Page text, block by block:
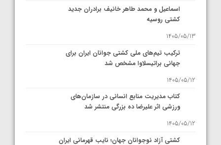
اسماعیل و محمد طاهر خانیف برادران جدید
کشتی روسیه
1405/05/13
ترکیب تیم‌های ملی کشتی جوانان ایران برای
جهانی براتیسلاوا مشخص شد
1405/05/12
کتاب مدیریت منابع انسانی در سازمان‌های
ورزشی اثر علیرضا ده بزرگی منتشر شد
1405/05/12
کشتی آزاد نوجوانان جهان؛ نایب قهرمانی ایران